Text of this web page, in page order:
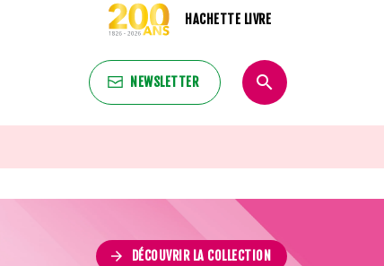
HACHETTE LIVRE
NEWSLETTER search
search
arrow_forward DÉCOUVRIR LA COLLECTION